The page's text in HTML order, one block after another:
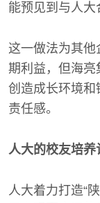
能预见到与人大
这一做法为其
期利益，但海亮
创造成长环境和
责任感。
人大的校友培养
人大着力打造“